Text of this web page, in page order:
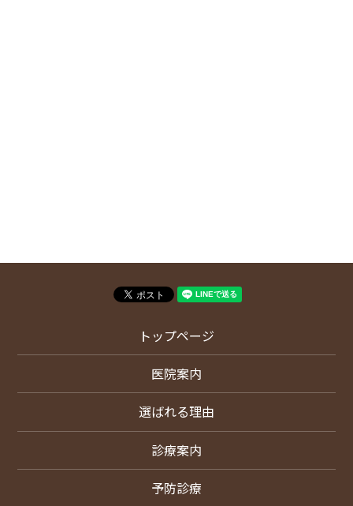
トップページ
医院案内
選ばれる理由
診療案内
予防診療